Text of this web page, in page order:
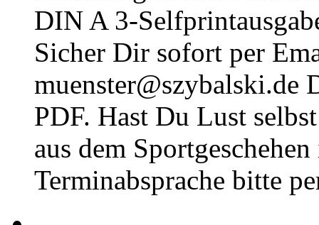
DIN A 3-
Sicher Dir sofort per
muenster@szybalski.de
PDF. Hast Du Lust
aus dem
Terminabsprache bitte